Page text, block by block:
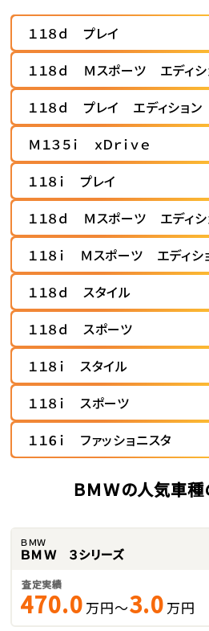
１１８ｄ プレイ
１１８ｄ Ｍスポーツ エディ
１１８ｄ プレイ エディショ
Ｍ１３５ｉ ｘＤｒｉｖｅ
１１８ｉ プレイ
１１８ｄ Ｍスポーツ エディ
１１８ｉ Ｍスポーツ エディ
１１８ｄ スタイル
１１８ｄ スポーツ
１１８ｉ スタイル
１１８ｉ スポーツ
１１６ｉ ファッショニスタ
ＢＭＷの人気車
ＢＭＷ
ＢＭＷ ３シリーズ
査定実績
470.0 万円～3.0 万円